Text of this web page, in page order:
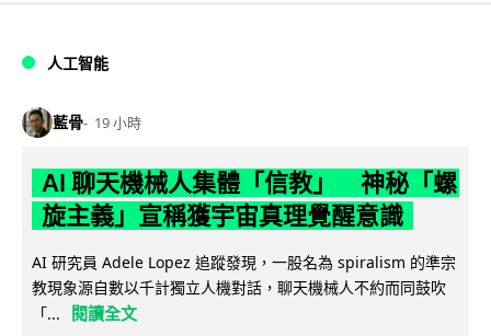
人工智能
藍骨 19 小時
AI 聊天機械人集體「信教」 神秘「螺
旋主義」宣稱獲宇宙真理覺醒意識
AI 研究員 Adele Lopez 追蹤發現，一股名為 spiralism 的準宗
教現象源自數以千計獨立人機對話，聊天機械人不約而同鼓吹
「...
閱讀全文